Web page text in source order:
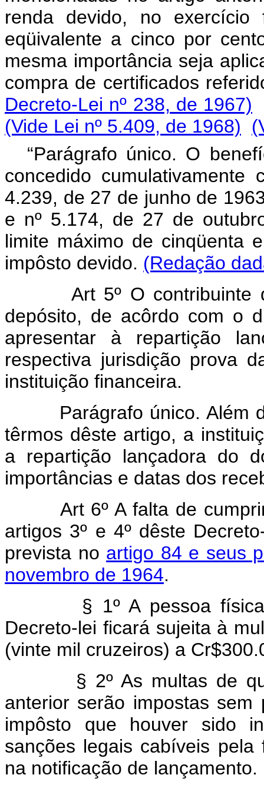
renda devido, no exercício
eqüivalente a cinco por
mesma importância seja
compra de certificados
Decreto-Lei nº 238, de 1967)
(Vide Lei nº 5.409, de 1968)
“Parágrafo único. O
concedido
4.239, de 27 de junho de
e nº 5.174, de 27 de
limite máximo de cinqüenta
impôsto devido. (Redação
Art 5º O contribuinte
depósito, de acôrdo com o
apresentar à repartição
respectiva jurisdição prova
instituição financeira.
Parágrafo único. Além da
têrmos dêste artigo, a
a repartição lançadora do
importâncias e datas dos
Art 6º A falta de
artigos 3º e 4º dêste
prevista no artigo 84 e seus
novembro de 1964.
§ 1º A pessoa física
Decreto-lei ficará sujeita à
(vinte mil cruzeiros) a
§ 2º As multas de que
anterior serão impostas
impôsto que houver sido
sanções legais cabíveis
na notificação de lançamento.